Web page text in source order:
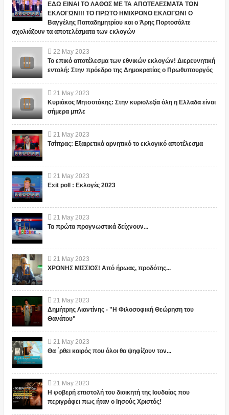
ΕΔΩ ΕΙΝΑΙ ΤΟ ΛΑΘΟΣ ΜΕ ΤΑ ΑΠΟΤΕΛΕΣΜΑΤΑ ΤΩΝ
ΕΚΛΟΓΩΝ!!! ΤΟ ΠΡΩΤΟ ΗΜΙΧΡΟΝΟ ΕΚΛΟΓΩΝ! Ο
Βαγγέλης Παπαδημητρίου και ο Άρης Πορτοσάλτε
σχολιάζουν τα αποτελέσματα των εκλογών
22 May 2023
Το επικό αποτέλεσμα των εθνικών εκλογών! Διερευνητική
εντολή: Στην πρόεδρο της Δημοκρατίας ο Πρωθυπουργός
21 May 2023
Κυριάκος Μητσοτάκης: Στην κυριολεξία όλη η Ελλαδα είναι
σήμερα μπλε
21 May 2023
Τσίπρας: Εξαιρετικά αρνητικό το εκλογικό αποτέλεσμα
21 May 2023
Exit poll : Εκλογές 2023
21 May 2023
Τα πρώτα προγνωστικά δείχνουν...
21 May 2023
ΧΡΟΝΗΣ ΜΙΣΣΙΟΣ! Από ήρωας, προδότης...
21 May 2023
Δημήτρης Λιαντίνης - "Η Φιλοσοφική Θεώρηση του
Θανάτου"
21 May 2023
Θα ΄ρθει καιρός που όλοι θα ψηφίζουν τον...
21 May 2023
Η φοβερή επιστολή του διοικητή της Ιουδαίας που
περιγράφει πως ήταν ο Ιησούς Χριστός!